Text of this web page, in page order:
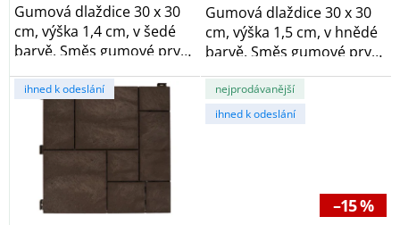
Gumová dlaždice 30 x 30
cm, výška 1,4 cm, v šedé
barvě. Směs gumové pryže
Gumová dlaždice 30 x 30
cm, výška 1,5 cm, v hnědé
barvě. Směs gumové pryže
a...
ihned k odeslání
nejprodávanější
ihned k odeslání
–15 %